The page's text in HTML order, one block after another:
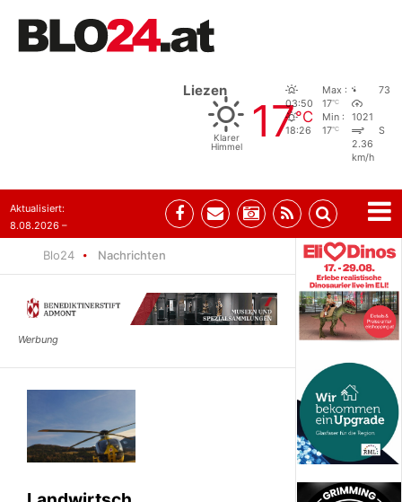
Liezen
Klarer
Himmel
17°C
03:50
18:26
Max :
17°C
Min :
17°C
73
1021
S
2.36
km/h
Aktualisiert:
8.08.2026 –
Blo24 Nachrichten